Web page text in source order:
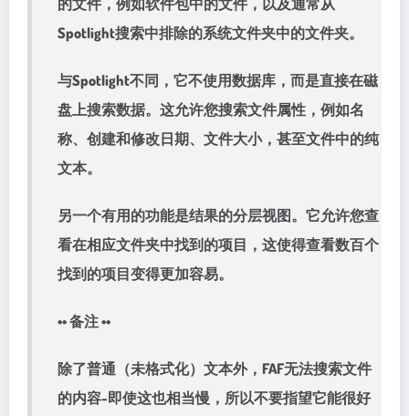
的文件，例如软件包中的文件，以及通常从
Spotlight搜索中排除的系统文件夹中的文件夹。
与Spotlight不同，它不使用数据库，而是直接在磁
盘上搜索数据。这允许您搜索文件属性，例如名
称、创建和修改日期、文件大小，甚至文件中的纯
文本。
另一个有用的功能是结果的分层视图。它允许您查
看在相应文件夹中找到的项目，这使得查看数百个
找到的项目变得更加容易。
•• 备注 ••
除了普通（未格式化）文本外，FAF无法搜索文件
的内容-即使这也相当慢，所以不要指望它能很好